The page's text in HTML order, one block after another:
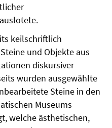
keilschriftlich
und Objekte aus
diskursiver
wurden ausgewählte
Steine in den
Museums
welche ästhetischen,